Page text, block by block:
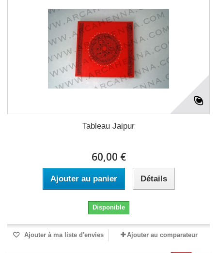
Tableau Jaipur
60,00 €
Ajouter au panier Détails
Disponible
Ajouter à ma liste d'envies Ajouter au comparateur